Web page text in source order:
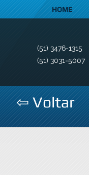
HOME
(51) 3476-1315
(51) 3031-5007
⇦ Voltar